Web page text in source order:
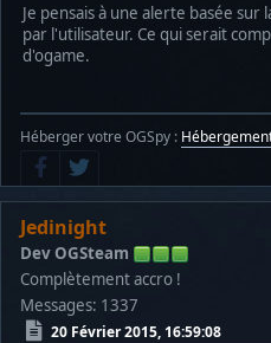
Je pensais à une alerte basée
par l'utilisateur. Ce qui serait
d'ogame.
Héberger votre OGSpy :
Jedinight
Dev OGSteam
Complètement accro !
Messages: 1337
20 Février 2015, 16:59:08